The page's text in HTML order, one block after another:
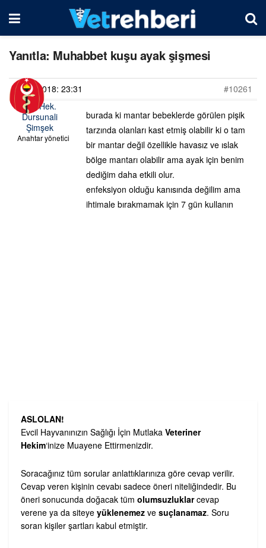
Yanıtla: Muhabbet kuşu ayak şişmesi
02/03/2018: 23:31
#10261
Vet. Hek.
Dursunali
Şimşek
Anahtar yönetici
burada ki mantar bebeklerde görülen pişik
tarzında olanları kast etmiş olabilir ki o tam
bir mantar değil özellikle havasız ve ıslak
bölge mantarı olabilir ama ayak için benim
dediğim daha etkili olur.
enfeksiyon olduğu kanısında değilim ama
ihtimale bırakmamak için 7 gün kullanın
ASLOLAN!
Evcil Hayvanınızın Sağlığı İçin Mutlaka Veteriner
Hekim‘inize Muayene Ettirmenizdir.
Soracağınız tüm sorular anlattıklarınıza göre cevap verilir.
Cevap veren kişinin cevabı sadece öneri niteliğindedir. Bu
öneri sonucunda doğacak tüm olumsuzluklarcevap
verene ya da siteye yüklenemez ve suçlanamaz. Soru
soran kişiler şartları kabul etmiştir.